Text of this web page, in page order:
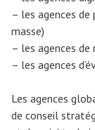
– les agences de
masse)
– les agences
– les agences
Les agences
de conseil